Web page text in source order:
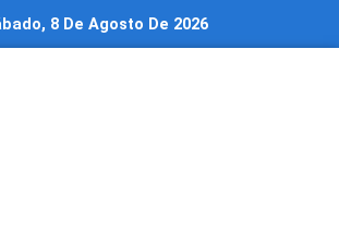
8 De Agosto De 2026